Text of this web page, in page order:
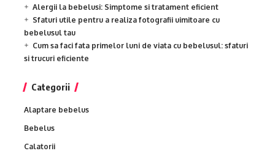
Alergii la bebelusi: Simptome si tratament eficient
Sfaturi utile pentru a realiza fotografii uimitoare cu
bebelusul tau
Cum sa faci fata primelor luni de viata cu bebelusul: sfaturi
si trucuri eficiente
Categorii
Alaptare bebelus
Bebelus
Calatorii